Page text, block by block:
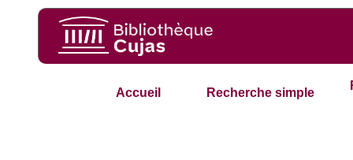
Accueil Recherche simple